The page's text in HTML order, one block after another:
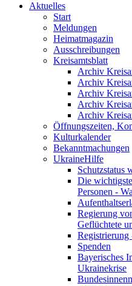
Aktuelles
Start
Meldungen
Heimatmagazin
Ausschreibungen
Kreisamtsblatt
Archiv
Archiv
Archiv
Archiv
Archiv
Öffnungszeiten,
Kulturkalender
Bekanntmachungen
UkraineHilfe
Schutzstatus
Die
Personen -
Regierung
Geflüchtete
Spenden
Bayerisches
Ukrainekrise